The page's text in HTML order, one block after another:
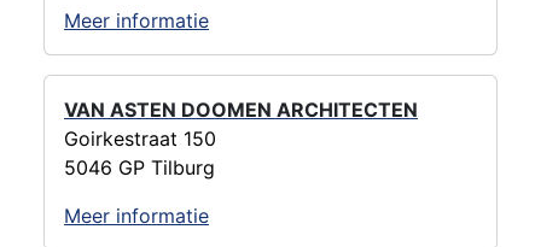
Meer informatie
VAN ASTEN DOOMEN ARCHITECTEN
Goirkestraat 150
5046 GP Tilburg
Meer informatie